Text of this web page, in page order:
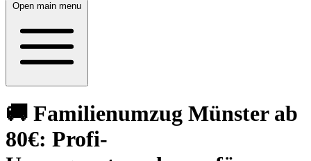
Open main menu
🚚 Familienumzug Münster ab
80€: Profi-